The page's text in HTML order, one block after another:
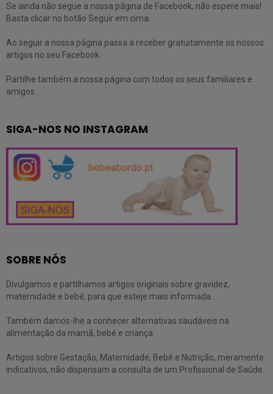
Se ainda não segue a nossa página de Facebook, não espere mais!
Basta clicar no botão Seguir em cima.
Ao seguir a nossa página passa a receber gratuitamente os nossos
artigos no seu Facebook.
Partilhe também a nossa página com todos os seus familiares e
amigos.
SIGA-NOS NO INSTAGRAM
SOBRE NÓS
Divulgamos e partilhamos artigos originais sobre gravidez,
maternidade e bebé, para que esteje mais informada.
Também damos-lhe a conhecer alternativas saudáveis na
alimentação da mamã, bebé e criança.
Artigos sobre Gestação, Maternidade, Bebé e Nutrição, meramente
indicativos, não dispensam a consulta de um Profissional de Saúde.